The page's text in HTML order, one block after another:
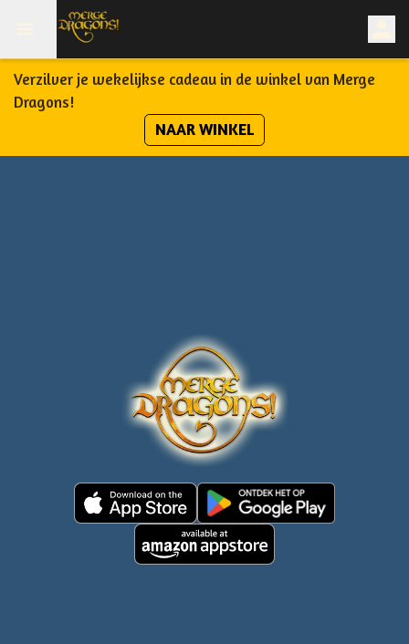
Verzilver je wekelijkse cadeau in de winkel van Merge
Dragons!
NAAR WINKEL